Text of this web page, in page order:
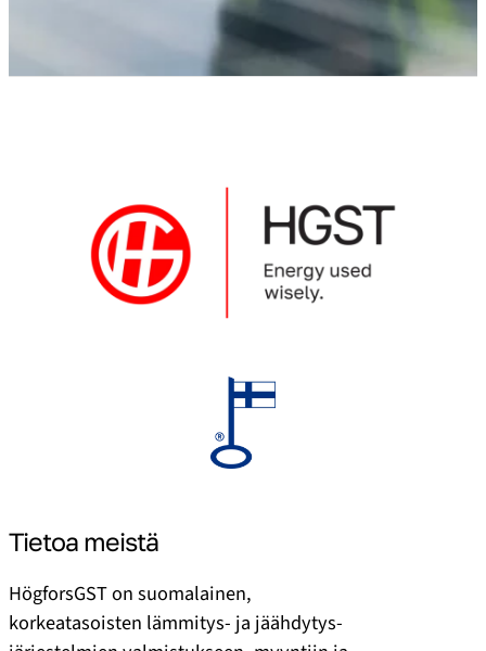
Tietoa meistä
HögforsGST on suomalainen,
korkeatasoisten lämmitys- ja jäähdytys­